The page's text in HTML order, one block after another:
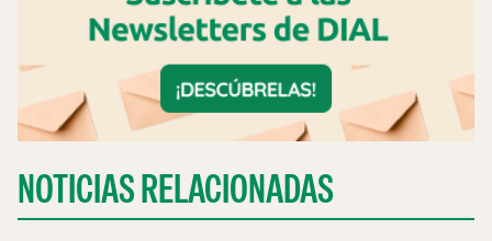
NOTICIAS RELACIONADAS